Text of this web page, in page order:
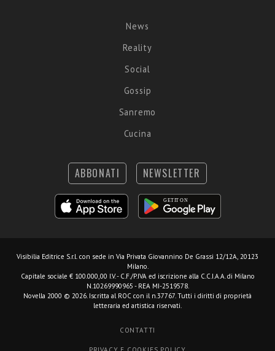
News
Reality
Social
Gossip
Sanremo
Cucina
ABBONATI NEWSLETTER
Visibilia Editrice S.r.l. con sede in Via Privata Giovannino De Grassi 12/12A, 20123
Milano.
Capitale sociale € 100.000,00 I.V. - C.F./P.IVA ed iscrizione alla C.C.I.A.A. di Milano
N.10269990965 - REA MI-2519578.
Novella 2000 © 2026. Iscritta al ROC con il n.37767. Tutti i diritti di proprietà
letteraria ed artistica riservati.
CONTATTI